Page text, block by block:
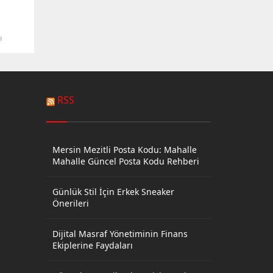
RSS
Mersin Mezitli Posta Kodu: Mahalle
Mahalle Güncel Posta Kodu Rehberi
Günlük Stil İçin Erkek Sneaker
Önerileri
Dijital Masraf Yönetiminin Finans
Ekiplerine Faydaları